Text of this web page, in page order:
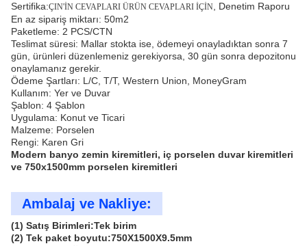
Sertifika:ÇIN'İN CEVAPLARI ÜRÜN CEVAPLARI İÇİN , Denetim Raporu
En az sipariş miktarı: 50m2
Paketleme: 2 PCS/CTN
Teslimat süresi: Mallar stokta ise, ödemeyi onayladıktan sonra 7
gün, ürünleri düzenlemeniz gerekiyorsa, 30 gün sonra depozitonu
onaylamanız gerekir.
Ödeme Şartları: L/C, T/T, Western Union, MoneyGram
Kullanım: Yer ve Duvar
Şablon: 4 Şablon
Uygulama: Konut ve Ticari
Malzeme: Porselen
Rengi: Karen Gri
Modern banyo zemin kiremitleri, iç porselen duvar kiremitleri
ve 750x1500mm porselen kiremitleri
Ambalaj ve Nakliye:
(1) Satış Birimleri:Tek birim
(2) Tek paket boyutu:750X1500X9.5mm